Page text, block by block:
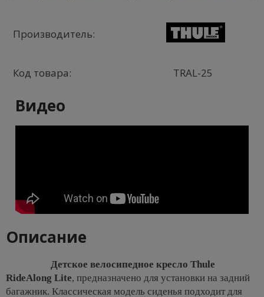
Производитель:
Код товара: TRAL-25
Видео
Описание
Детское велосипедное кресло Thule
RideAlong Lite, предназначено для установки на задний
багажник. Классическая модель сиденья подходит для